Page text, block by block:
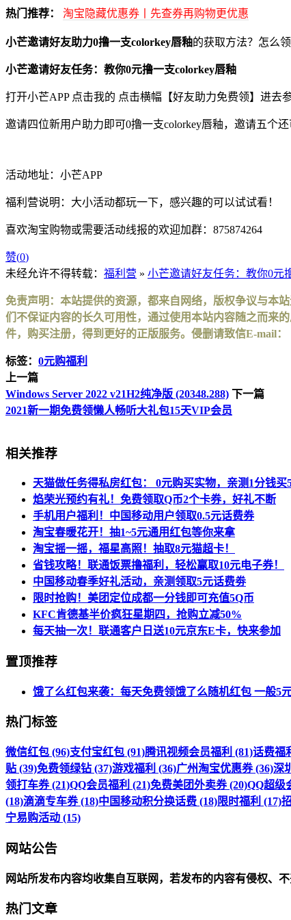
热门推荐： 淘宝隐藏优惠券丨先查券再购物更优惠
小芒邀请好友助力0撸一支colorkey唇釉的获取方法？怎么
小芒邀请好友任务：教你0元撸一支colorkey唇釉
打开小芒APP 点击我的 点击横幅【好友助力免费领】进去
邀请四位新用户助力即可0撸一支colorkey唇釉，邀请五个还
活动地址：小芒APP
福利营说明：大小活动都玩一下，感兴趣的可以试试看！
喜欢淘宝购物或需要活动线报的欢迎加群：875874264
赞(0)
未经允许不得转载： 福利营 » 小芒邀请好友任务：教你0元
免责声明：本站提供的资源，都来自网络，版权争议与本
们不保证内容的长久可用性，通过使用本站内容随之而来
件，购买注册，得到更好的正版服务。侵删请致信E-mail：
标签： 0元购福利
上一篇
Windows Server 2022 v21H2纯净版 (20348.288) 下一篇
2021新一期免费领懒人畅听大礼包15天VIP会员
相关推荐
天猫做任务得私房红包： 0元购买实物，亲测1分钱买
焰荣光预约有礼！免费领取Q币2个卡券，好礼不断
手机用户福利！中国移动用户领取0.5元话费券
淘宝春暖花开！抽1~5元通用红包等你来拿
淘宝摇一摇，福星高照！抽取8元猫超卡！
省钱攻略！联通饭票撸福利，轻松赢取10元电子券！
中国移动春季好礼活动，亲测领取5元话费劵
限时抢购！美团定位成都一分钱即可充值5Q币
KFC肯德基半价疯狂星期四，抢购立减50%
每天抽一次！联通客户日送10元京东E卡，快来参加
置顶推荐
饿了么红包来袭：每天免费领饿了么随机红包 一般5
热门标签
微信红包 (96)支付宝红包 (91)腾讯视频会员福利 (81)话费福
贴 (39)免费领绿钻 (37)游戏福利 (36)广州淘宝优惠券 (36)深
领打车券 (21)QQ会员福利 (21)免费美团外卖券 (20)QQ超级
(18)滴滴专车券 (18)中国移动积分换话费 (18)限时福利 (17)
宁易购活动 (15)
网站公告
网站所发布内容均收集自互联网，若发布的内容有侵权、
热门文章